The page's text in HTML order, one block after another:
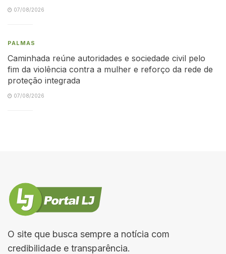
07/08/2026
PALMAS
Caminhada reúne autoridades e sociedade civil pelo
fim da violência contra a mulher e reforço da rede de
proteção integrada
07/08/2026
O site que busca sempre a notícia com
credibilidade e transparência.